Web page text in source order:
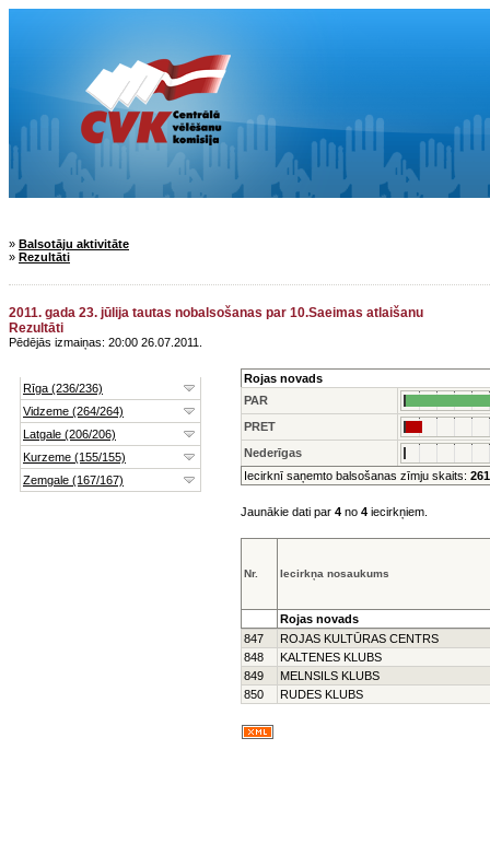
» Balsotāju aktivitāte
» Rezultāti
2011. gada 23. jūlija tautas nobalsošanas par 10.Saeimas atlaišanu
Rezultāti
Pēdējās izmaiņas: 20:00 26.07.2011.
Rojas novads
PAR
PRET
Nederīgas
Iecirknī saņemto balsošanas zīmju skaits:
Jaunākie dati par 4 no 4 iecirkņiem.
Nr. Iecirkņa nosaukums
Rojas novads
847
ROJAS KULTŪRAS CENTRS
848
KALTENES KLUBS
849
MELNSILS KLUBS
850
RUDES KLUBS